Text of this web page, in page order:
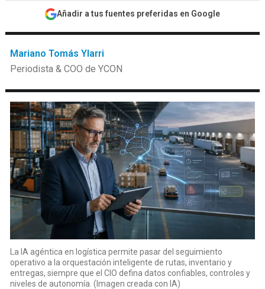
Añadir a tus fuentes preferidas en Google
Mariano Tomás Ylarri
Periodista & COO de YCON
La IA agéntica en logística permite pasar del seguimiento
operativo a la orquestación inteligente de rutas, inventario y
entregas, siempre que el CIO defina datos confiables, controles y
niveles de autonomía. (Imagen creada con IA)